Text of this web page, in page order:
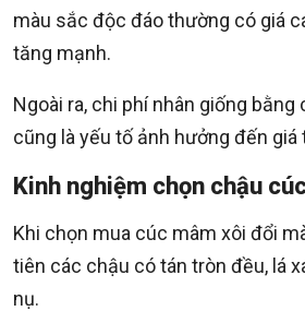
màu sắc độc đáo thường có giá
tăng mạnh.
Ngoài ra, chi phí nhân giống
cũng là yếu tố ảnh hưởng đến giá
Kinh nghiệm chọn chậu
Khi chọn mua cúc mâm xôi đổi
tiên các chậu có tán tròn đều, lá
nụ.